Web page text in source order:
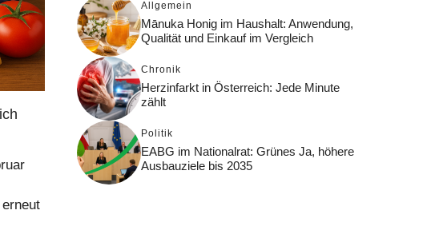
Allgemein
Mānuka Honig im Haushalt: Anwendung,
Qualität und Einkauf im Vergleich
Chronik
Herzinfarkt in Österreich: Jede Minute
zählt
Politik
EABG im Nationalrat: Grünes Ja, höhere
Ausbauziele bis 2035